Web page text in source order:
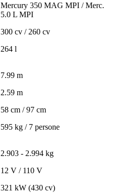
Mercury 350 MAG MPI / Merc.
5.0 L MPI
300 cv / 260 cv
264 l
7.99 m
2.59 m
58 cm / 97 cm
595 kg / 7 persone
2.903 - 2.994 kg
12 V / 110 V
321 kW (430 cv)